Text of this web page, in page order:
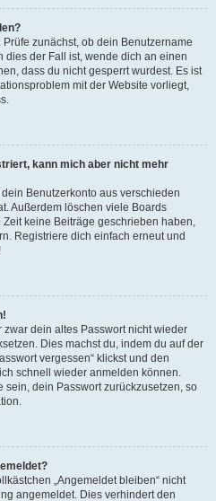
zunächst, ob dein Benutzername
dies der Fall ist, wende dich an einen
dass du nicht gesperrt wurdest. Es ist
mit der Website vorliegt,
kann mich aber nicht mehr
Benutzerkonto aus verschieden
Außerdem löschen viele Boards
keine Beiträge geschrieben haben,
Registriere dich einfach erneut und
zwar dein altes Passwort nicht wieder
Dies machst du, indem du auf der
vergessen“ klickst und den
schnell wieder anmelden können.
sein, dein Passwort zurückzusetzen, so
„Angemeldet bleiben“ nicht
angemeldet. Dies verhindert den